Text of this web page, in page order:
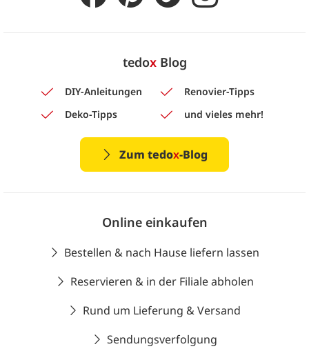
tedoxBlog
DIY-Anleitungen
Renovier-Tipps
Deko-Tipps
und vieles mehr!
Zum tedox-Blog
Online einkaufen
Bestellen & nach Hause liefern lassen
Reservieren & in der Filiale abholen
Rund um Lieferung & Versand
Sendungsverfolgung